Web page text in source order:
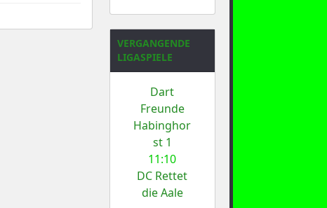
VERGANGENDE
LIGASPIELE
Dart
Freunde
Habinghor
st 1
11:10
DC Rettet
die Aale